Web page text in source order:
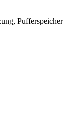
Pufferspeicher